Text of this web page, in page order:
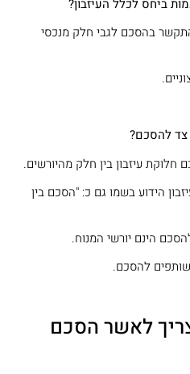
ביחס לכלל העיזבון?
בהסכם לגבי חלק מנכסי
צד להסכם?
חלוקת עיזבון בין חלק מהיורשים.
הידוע בשמו גם כ: "הסכם בין
הינם יורשי המנוח.
שותפים להסכם.
לאשר הסכם